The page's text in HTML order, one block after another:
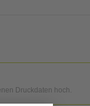
Druckdaten hoch.